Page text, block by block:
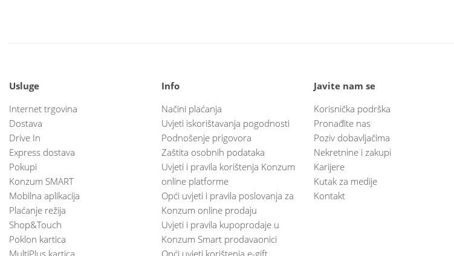
Usluge
Internet trgovina
Dostava
Drive In
Express dostava
Pokupi
Konzum SMART
Mobilna aplikacija
Plaćanje režija
Shop&Touch
Poklon kartica
MultiPlus kartica
Info
Načini plaćanja
Uvjeti iskorištavanja pogodnosti
Podnošenje prigovora
Zaštita osobnih podataka
Uvjeti i pravila korištenja Konzum
online platforme
Opći uvjeti i pravila poslovanja za
Konzum online prodaju
Uvjeti i pravila kupoprodaje u
Konzum Smart prodavaonici
Opći uvjeti korištenja e-gift
Javite nam se
Korisnička podrška
Pronađite nas
Poziv dobavljačima
Nekretnine i zakupi
Karijere
Kutak za medije
Kontakt